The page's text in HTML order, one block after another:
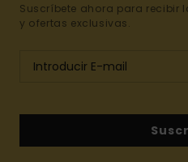
Suscríbete ahora para recibir
y ofertas exclusivas.